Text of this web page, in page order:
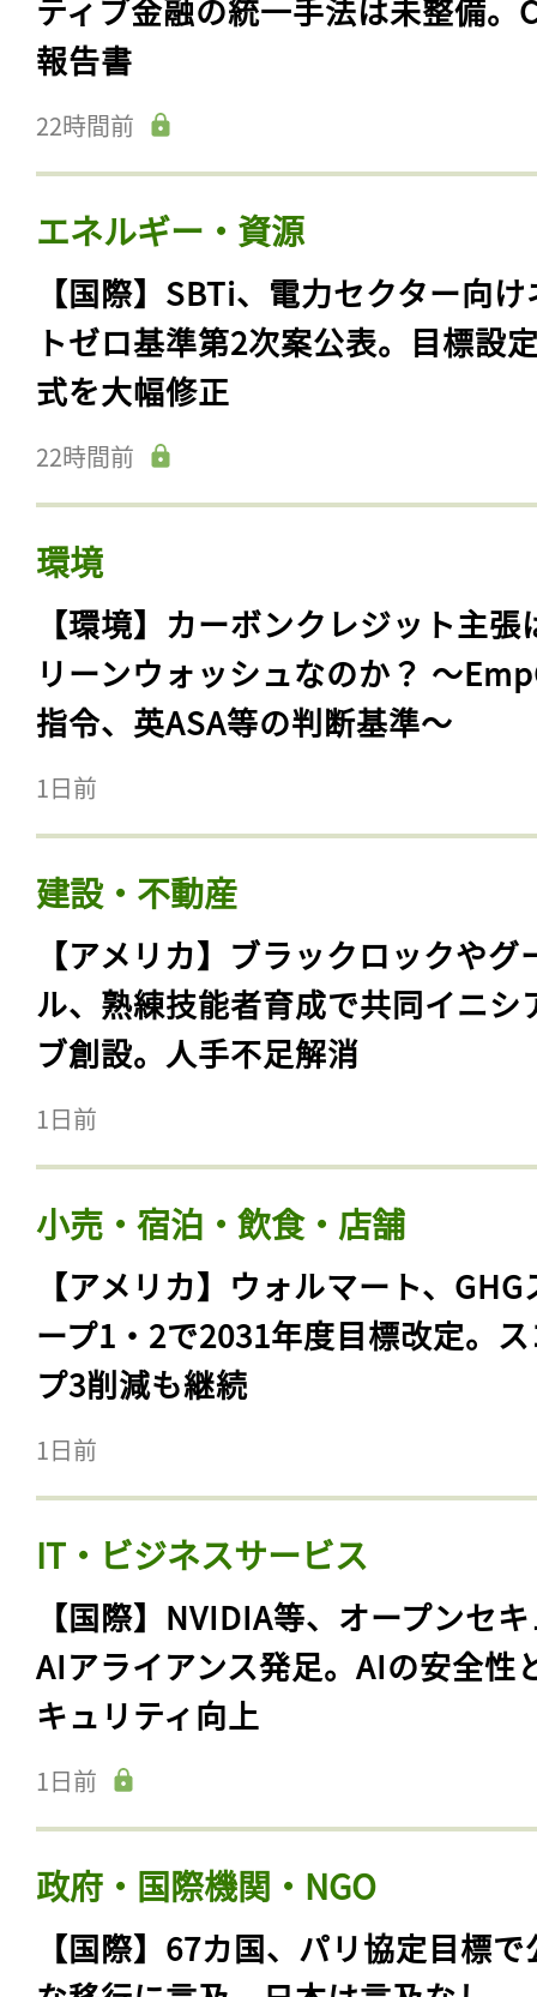
ティブ金融の統一手法は未整備。
報告書
22時間前
エネルギー・資源
【国際】SBTi、電力セクター向
トゼロ基準第2次案公表。目標設
式を大幅修正
22時間前
環境
【環境】カーボンクレジット主張
リーンウォッシュなのか？ 〜
指令、英ASA等の判断基準〜
1日前
建設・不動産
【アメリカ】ブラックロックやグ
ル、熟練技能者育成で共同イニシ
ブ創設。人手不足解消
1日前
小売・宿泊・飲食・店舗
【アメリカ】ウォルマート、GHG
ープ1・2で2031年度目標改定。
プ3削減も継続
1日前
IT・ビジネスサービス
【国際】NVIDIA等、オープンセ
AIアライアンス発足。AIの安全性
キュリティ向上
1日前
政府・国際機関・NGO
【国際】67カ国、パリ協定目標で